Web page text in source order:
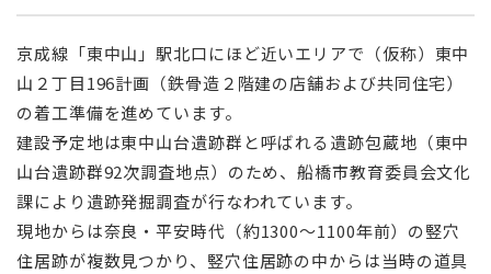
京成線「東中山」駅北口にほど近いエリアで（仮称）東中
山２丁目196計画（鉄骨造２階建の店舗および共同住宅）
の着工準備を進めています。
建設予定地は東中山台遺跡群と呼ばれる遺跡包蔵地（東中
山台遺跡群92次調査地点）のため、船橋市教育委員会文化
課により遺跡発掘調査が行なわれています。
現地からは奈良・平安時代（約1300～1100年前）の竪穴
住居跡が複数見つかり、竪穴住居跡の中からは当時の道具